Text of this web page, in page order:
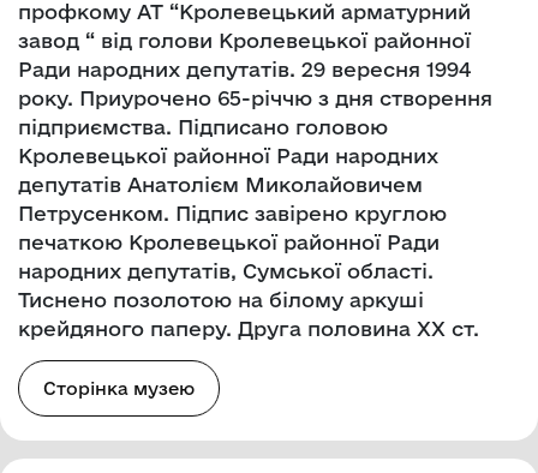
профкому АТ “Кролевецький арматурний
завод “ від голови Кролевецької районної
Ради народних депутатів. 29 вересня 1994
року. Приурочено 65-річчю з дня створення
підприємства. Підписано головою
Кролевецької районної Ради народних
депутатів Анатолієм Миколайовичем
Петрусенком. Підпис завірено круглою
печаткою Кролевецької районної Ради
народних депутатів, Сумської області.
Тиснено позолотою на білому аркуші
крейдяного паперу. Друга половина ХХ ст.
Сторінка музею